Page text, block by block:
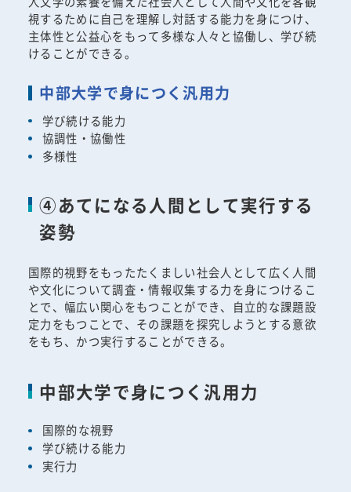
視するために自己を理解し対話する能力を身につけ、
主体性と公益心をもって多様な人々と協働し、学び続
けることができる。
中部大学で身につく汎用力
学び続ける能力
協調性・協働性
多様性
④あてになる人間として実行する
姿勢
国際的視野をもったたくましい社会人として広く人間
や文化について調査・情報収集する力を身につけるこ
とで、幅広い関心をもつことができ、自立的な課題設
定力をもつことで、その課題を探究しようとする意欲
をもち、かつ実行することができる。
中部大学で身につく汎用力
国際的な視野
学び続ける能力
実行力